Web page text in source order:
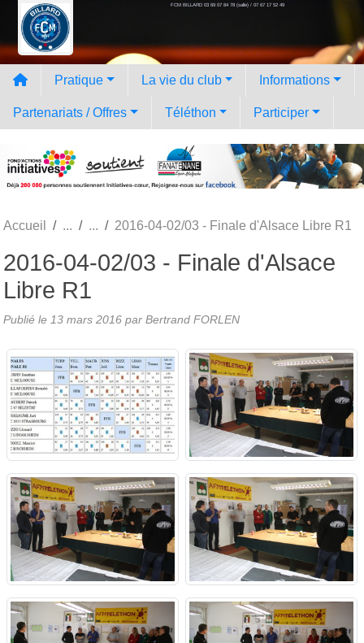
FCM BILLARD 03 69 07 84 78 (salle) / 07 67 17 52 49
Pratique La vie du club Informations
Partenariats / Offres Téléthon Participer
Accueil 2016-04-02/03 - Finale d'Alsace Libre R1
2016-04-02/03 - Finale d'Alsace
Libre R1
Publié le 13 mars 2016 par Bertrand FORLEN
Panneau de gestion des cookies